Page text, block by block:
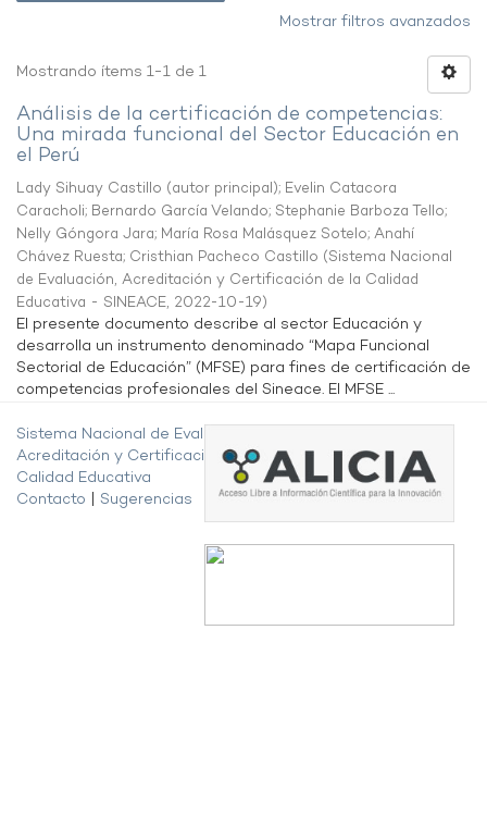
Mostrar filtros avanzados
Mostrando ítems 1-1 de 1
Análisis de la certificación de competencias:
Una mirada funcional del Sector Educación en
el Perú
Lady Sihuay Castillo (autor principal); Evelin Catacora
Caracholi; Bernardo García Velando; Stephanie Barboza Tello;
Nelly Góngora Jara; María Rosa Malásquez Sotelo; Anahí
Chávez Ruesta; Cristhian Pacheco Castillo (Sistema Nacional
de Evaluación, Acreditación y Certificación de la Calidad
Educativa - SINEACE, 2022-10-19)
El presente documento describe al sector Educación y
desarrolla un instrumento denominado “Mapa Funcional
Sectorial de Educación” (MFSE) para fines de certificación de
competencias profesionales del Sineace. El MFSE ...
Sistema Nacional de Evaluación,
Acreditación y Certificación de la
Calidad Educativa
Contacto
Sugerencias